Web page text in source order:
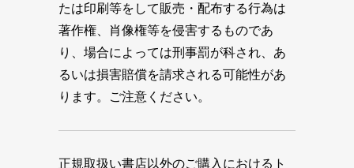
たは印刷等をして販売・配布する行為は
著作権、肖像権等を侵害するものであ
り、場合によっては刑事罰が科され、あ
るいは損害賠償を請求される可能性があ
ります。ご注意ください。
正規取扱い書店以外のご購入におけるト